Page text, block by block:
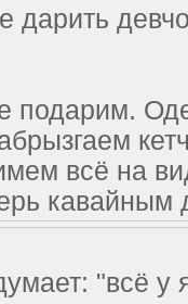
дарить
подарим.
всё на
кавайным
"всё у